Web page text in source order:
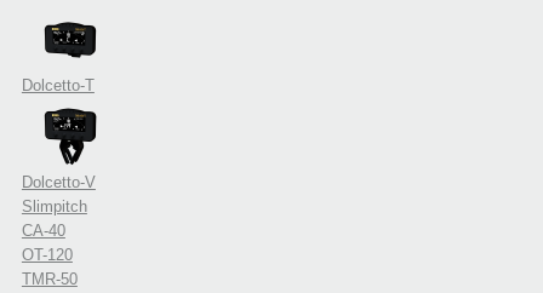
Dolcetto-T
Dolcetto-V
Slimpitch
CA-40
OT-120
TMR-50